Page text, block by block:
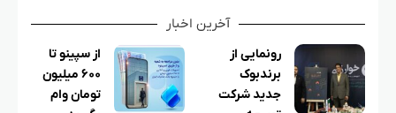
آخرین اخبار
رونمایی از
برندبوک
جدید شرکت
از سپینو تا
۶۰۰ میلیون
تومان وام